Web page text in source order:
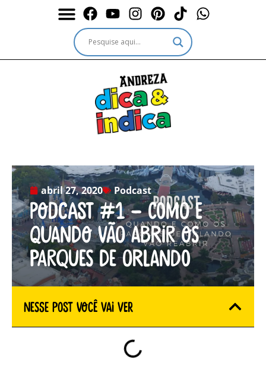
abril 27, 2020 Podcast
Podcast #1 – Como e
quando vão abrir os
parques de Orlando
Nesse Post você vai ver